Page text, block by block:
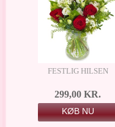
FESTLIG HILSEN
299,00 KR.
KØB NU